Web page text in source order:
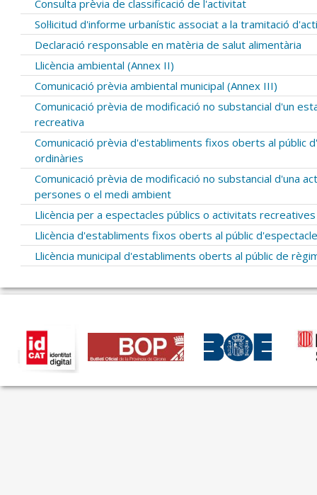
Consulta prèvia de classificació de l'activitat
Sol·licitud d'informe urbanístic associat a la tramitació
Declaració responsable en matèria de salut alimentària
Llicència ambiental (Annex II)
Comunicació prèvia ambiental municipal (Annex III)
Comunicació prèvia de modificació no substancial d'un
recreativa
Comunicació prèvia d'establiments fixos oberts al públic
ordinàries
Comunicació prèvia de modificació no substancial d'una
persones o el medi ambient
Llicència per a espectacles públics o activitats
Llicència d'establiments fixos oberts al públic
Llicència municipal d'establiments oberts al públic de